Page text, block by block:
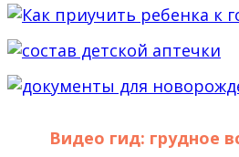
Видео гид: грудное